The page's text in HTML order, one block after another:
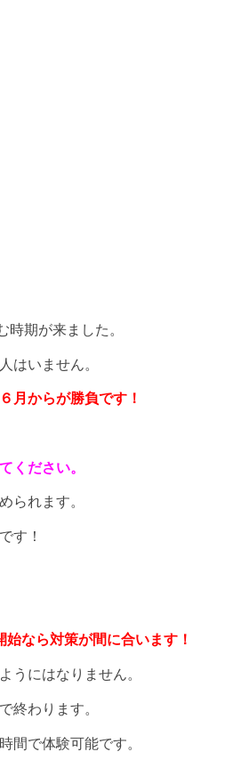
期が来ました。
はいません。
月からが勝負です！
ください。
られます。
す！
始なら対策が間に合います！
うにはなりません。
終わります。
間で体験可能です。